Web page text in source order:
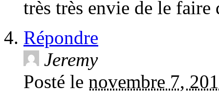
très très envie de le faire
Répondre
Jeremy
Posté le novembre 7,